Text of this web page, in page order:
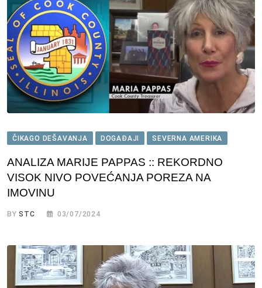
ČIKAGO DEŠAVANJA DOGAĐAJI SEVERNA AMERIKA
ANALIZA MARIJE PAPPAS :: REKORDNO
VISOK NIVO POVEĆANJA POREZA NA
IMOVINU
BYSTC 03/07/2024